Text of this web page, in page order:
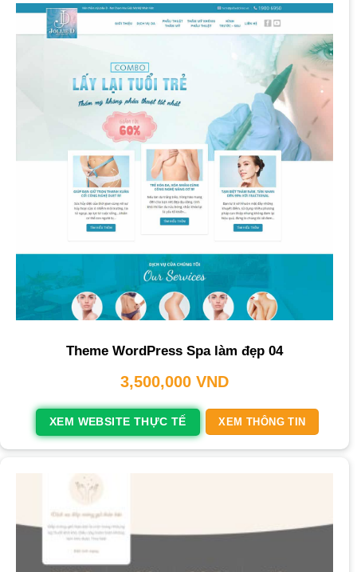
Theme WordPress Spa làm đẹp 04
3,500,000 VND
XEM WEBSITE THỰC TẾ XEM THÔNG TIN